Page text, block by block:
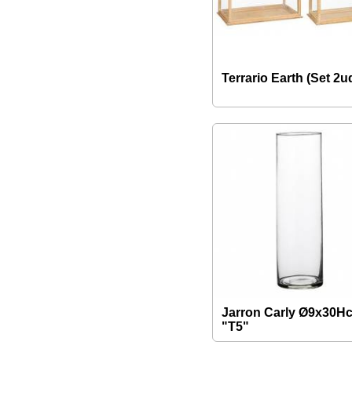
Terrario Earth (Set
Jarron Carly
"T5"